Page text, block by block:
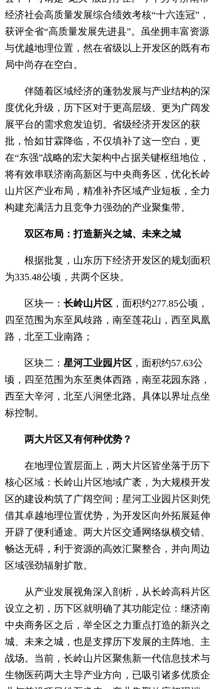
经济社会高质量发展综合绩效考核“十六连冠”，
获评全省“高质量发展先进县”。虽坐拥丰富资源
与优越地理位置，然在省级以上开发区的既有布
局中尚存在空白。
伴随着区域经济的蓬勃发展与产业结构的深
度优化升级，历下区对于更高层级、更为广阔发
展平台的需求愈发迫切。省级经济开发区的获
批，恰如甘霖降临，不仅填补了这一空白，更
在“东强”战略的宏大架构中占据关键枢纽地位，
将有效串联济南高新区与中央商务区，优化长岭
山片区产业布局，精准补齐区域产业短板，全力
构建充满活力且竞争力强劲的产业聚集带。
双区布局：打造新兴之城、未来之城
根据批复，山东历下经济开发区的规划面积
为335.48公顷，共两个区块。
区块一： 长岭山片区 ，面积约277.85公顷，
四至范围为东至凤歧路，南至莲花山，西至凤凰
路，北至工业南路；
区块二： 星河工业园片区 ，面积约57.63公
顷，四至范围为东至奥体西路，南至花园东路，
西至大辛河，北至八涧堡北路。具体以界址点坐
标控制。
两大片区又有何种优势？
在地理位置层面上，两大片区皆坐落于历下
核心区域：长岭山片区地域广袤，为大规模开发
区的建设构筑了广阔空间；星河工业园片区则凭
借其卓越地理位置优势，为开发区向外拓展延伸
开辟了便利通途。两大片区交通网络纵横交错、
畅达无碍，利于资源的高效汇聚整合，并向周边
区域强劲辐射扩散。
从产业发展视角深入剖析，从长岭高科片区
设立之初，历下区就明确了其功能定位：继济南
中央商务区之后，举全区之力重点打造的新兴之
城、未来之城，也是支撑历下发展的主阵地、主
战场。当前，长岭山片区聚焦新一代信息技术与
生物医药两大主导产业方向，已吸引诸多优质企